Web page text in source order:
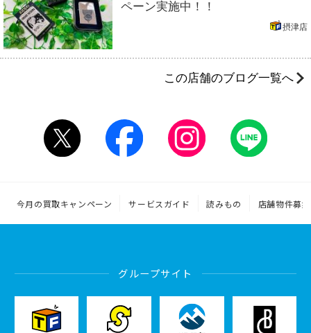
ペーン実施中！！
摂津店
この店舗のブログ一覧へ
今月の買取キャンペーン サービスガイド 読みもの 店舗物件募集
グループサイト